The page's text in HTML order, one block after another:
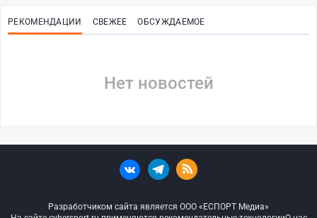
РЕКОМЕНДАЦИИ СВЕЖЕЕ ОБСУЖДАЕМОЕ
Нет новостей
Разработчиком сайта является ООО «ЕСПОРТ Медиа»